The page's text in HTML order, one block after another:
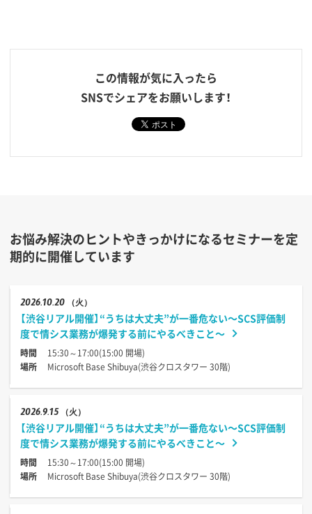
この情報が気に入ったら
SNSでシェアをお願いします！
お悩み解決のヒントやきっかけになるセミナーを定
期的に開催しています
202610.20 （火）
【渋谷リアル開催】“うちは大丈夫”が一番危ない〜SCS評価制
度で情シス業務が爆発する前にやるべきこと〜
時間
15:30～17:00(15:00 開場)
場所
Microsoft Base Shibuya(渋谷クロスタワー 30階)
20269.15 （火）
【渋谷リアル開催】“うちは大丈夫”が一番危ない〜SCS評価制
度で情シス業務が爆発する前にやるべきこと〜
時間
15:30～17:00(15:00 開場)
場所
Microsoft Base Shibuya(渋谷クロスタワー 30階)